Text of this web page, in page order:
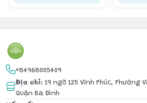
+84968005409
Địa chỉ: 19 ngõ 125 Vĩnh Phúc, Phường
Quận Ba Đình